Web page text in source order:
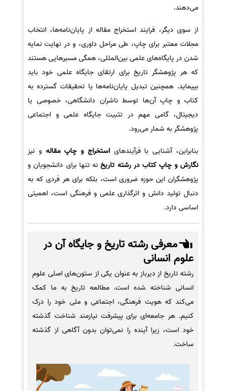
می‌دهند.
از سوی دیگر، فرایند استخراج مقاله از پایان‌نامه‌ها، انتخاب
مجلات معتبر برای چاپ، طی مراحل داوری، و در نهایت نمایه
شدن در پایگاه‌های علمی بین‌المللی، همگی مسیرهایی هستند
که هر پژوهشگر تاریخ برای ارتقای جایگاه علمی خود باید
بپیماید. همچنین تبدیل پایان‌نامه‌ها یا تحقیقات گسترده به
کتاب و چاپ آن‌ها توسط ناشران دانشگاهی، خصوصی یا
دیجیتال، گامی مهم در تثبیت جایگاه علمی و اجتماعی
پژوهشگر به شمار می‌رود.
بنابراین، آشنایی با فرآیندهایاستخراج و چاپ مقاله و نیز
نگارش و چاپ کتاب در رشته تاریخنه تنها برای دانشجویان و
پژوهشگران این حوزه ضروری است، بلکه برای هر فردی که به
دنبال تولید دانش و اثرگذاری علمی و فرهنگی است، اهمیتی
اساسی دارد.
معرفی رشته تاریخ و جایگاه آن در
علوم انسانی
رشته تاریخ از دیرباز به عنوان یکی از ستون‌های اصلی علوم
انسانی شناخته شده است. مطالعه تاریخ به ما کمک
می‌کند که هویت فرهنگی، اجتماعی و ملی خود را درک
کنیم. هر جامعه‌ای برای پیشرفت نیازمند شناخت گذشته
خود است، زیرا آینده را نمی‌توان بدون آگاهی از گذشته
ساخت.